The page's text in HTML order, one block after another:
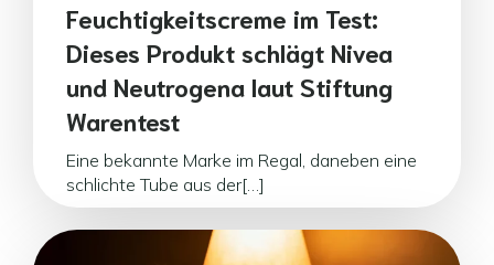
Feuchtigkeitscreme im Test:
Dieses Produkt schlägt Nivea
und Neutrogena laut Stiftung
Warentest
Eine bekannte Marke im Regal, daneben eine
schlichte Tube aus der[…]